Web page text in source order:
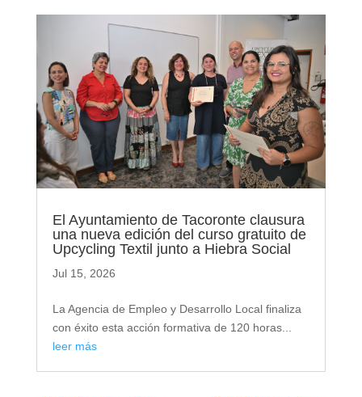
El Ayuntamiento de Tacoronte clausura
una nueva edición del curso gratuito de
Upcycling Textil junto a Hiebra Social
Jul 15, 2026
La Agencia de Empleo y Desarrollo Local finaliza
con éxito esta acción formativa de 120 horas...
leer más